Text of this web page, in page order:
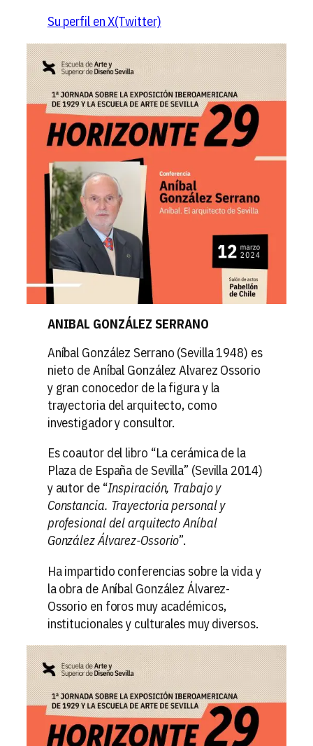
Su perfil en X(Twitter)
ANIBAL GONZÁLEZ SERRANO
Aníbal González Serrano (Sevilla 1948) es
nieto de Aníbal González Alvarez Ossorio
y gran conocedor de la figura y la
trayectoria del arquitecto, como
investigador y consultor.
Es coautor del libro “La cerámica de la
Plaza de España de Sevilla” (Sevilla 2014)
y autor de “Inspiración, Trabajo y
Constancia. Trayectoria personal y
profesional del arquitecto Aníbal
González Álvarez-Ossorio”.
Ha impartido conferencias sobre la vida y
la obra de Aníbal González Álvarez-
Ossorio en foros muy académicos,
institucionales y culturales muy diversos.